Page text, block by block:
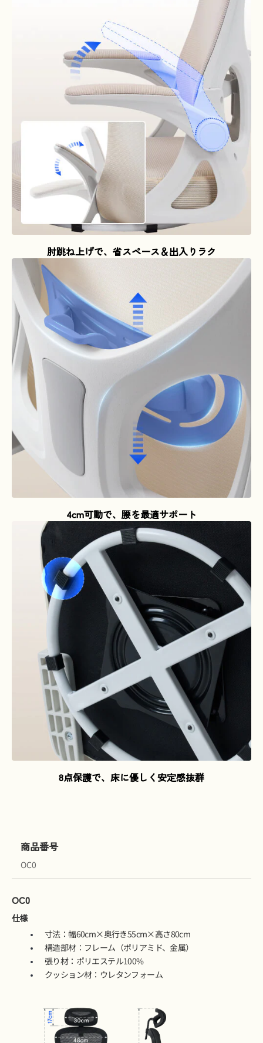
肘跳ね上げで、省スペース＆出入りラク
4cm可動で、腰を最適サポート
8点保護で、床に優しく安定感抜群
商品番号
OC0
OC0
仕様
寸法：幅60cm×奥行き55cm×高さ80cm
構造部材：フレーム（ポリアミド、金属）
張り材：ポリエステル100%
クッション材：ウレタンフォーム